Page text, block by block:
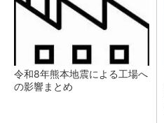
令和8年熊本地震による工場へ
の影響まとめ